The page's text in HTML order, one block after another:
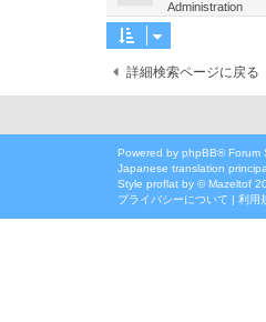
Administration
詳細検索ページに戻る
Powered by phpBB® Forum
Japanese translation
Style proflat by ©Mazeltof
プライバシーについて | 利用